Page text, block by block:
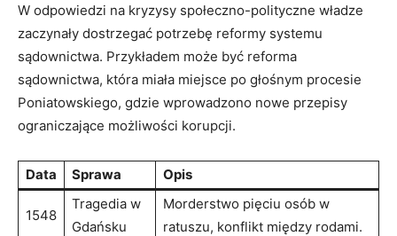
W odpowiedzi na kryzysy społeczno-polityczne władze
zaczynały dostrzegać potrzebę reformy systemu
sądownictwa. Przykładem może być reforma
sądownictwa, która miała miejsce po głośnym procesie
Poniatowskiego, gdzie wprowadzono nowe przepisy
ograniczające możliwości korupcji.
Data Sprawa Opis
1548
Tragedia w
Gdańsku
Morderstwo pięciu osób w
ratuszu, konflikt między rodami.